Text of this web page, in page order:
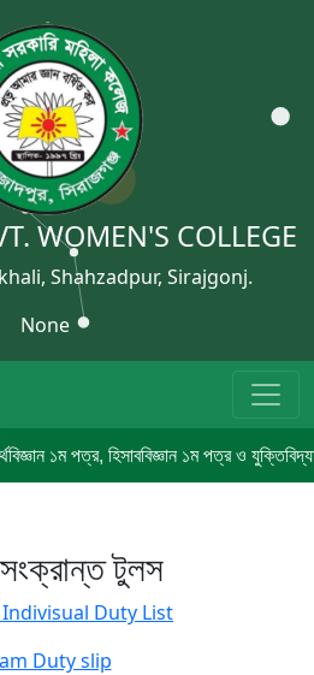
WOMEN'S COLLEGE
Shahzadpur, Sirajgonj.
None
১ম পত্র, হিসাববিজ্ঞান ১ম পত্র ও যুক্তিবিদ্যা
সংক্রান্ত টুলস
Duty List
Duty slip